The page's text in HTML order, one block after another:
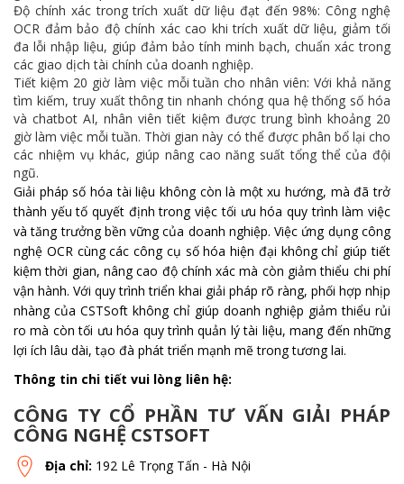
Độ chính xác trong trích xuất dữ liệu đạt đến 98%: Công nghệ
OCR đảm bảo độ chính xác cao khi trích xuất dữ liệu, giảm tối
đa lỗi nhập liệu, giúp đảm bảo tính minh bạch, chuẩn xác trong
các giao dịch tài chính của doanh nghiệp.
Tiết kiệm 20 giờ làm việc mỗi tuần cho nhân viên: Với khả năng
tìm kiếm, truy xuất thông tin nhanh chóng qua hệ thống số hóa
và chatbot AI, nhân viên tiết kiệm được trung bình khoảng 20
giờ làm việc mỗi tuần. Thời gian này có thể được phân bổ lại cho
các nhiệm vụ khác, giúp nâng cao năng suất tổng thể của đội
ngũ.
Giải pháp số hóa tài liệu không còn là một xu hướng, mà đã trở
thành yếu tố quyết định trong việc tối ưu hóa quy trình làm việc
và tăng trưởng bền vững của doanh nghiệp. Việc ứng dụng công
nghệ OCR cùng các công cụ số hóa hiện đại không chỉ giúp tiết
kiệm thời gian, nâng cao độ chính xác mà còn giảm thiểu chi phí
vận hành. Với quy trình triển khai giải pháp rõ ràng, phối hợp nhịp
nhàng của CSTSoft không chỉ giúp doanh nghiệp giảm thiểu rủi
ro mà còn tối ưu hóa quy trình quản lý tài liệu, mang đến những
lợi ích lâu dài, tạo đà phát triển mạnh mẽ trong tương lai.
Thông tin chi tiết vui lòng liên hệ:
CÔNG TY CỔ PHẦN TƯ VẤN GIẢI PHÁP
CÔNG NGHỆ CSTSOFT
Địa chỉ: 192 Lê Trọng Tấn - Hà Nội